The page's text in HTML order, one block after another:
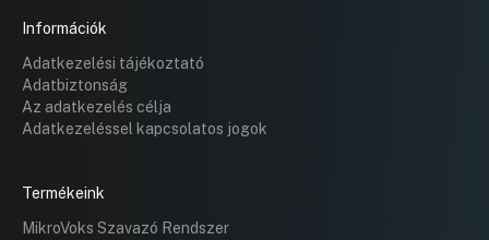
Információk
Adatkezelési tájékoztató
Adatbiztonság
Az adatkezelés célja
Adatkezeléssel kapcsolatos jogok
Termékeink
MikroVoks Szavazó Rendszer